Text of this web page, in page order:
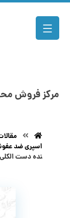
مرکز فروش
اسپری ضد
نده دست الکلی